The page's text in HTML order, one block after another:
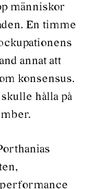
människor
En timme
annat att
konsensus.
hålla på